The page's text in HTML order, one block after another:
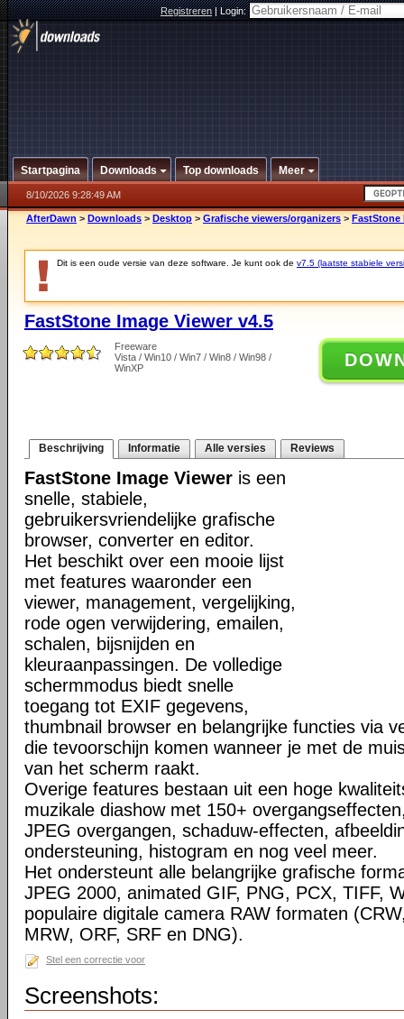
Registreren|Login:
Startpagina Downloads Top downloads Meer
8/10/2026 9:28:49 AM
AfterDawn > Downloads > Desktop > Grafische viewers/organizers > FastStone
Dit is een oude versie van deze software. Je kunt ook de v7.5 (laatste stabiele
FastStone Image Viewer v4.5
Freeware
Vista / Win10 / Win7 / Win8 / Win98 /
WinXP
Beschrijving Informatie Alle versies Reviews
FastStone Image Viewer is een
snelle, stabiele,
gebruikersvriendelijke grafische
browser, converter en editor.
Het beschikt over een mooie lijst
met features waaronder een
viewer, management, vergelijking,
rode ogen verwijdering, emailen,
schalen, bijsnijden en
kleuraanpassingen. De volledige
schermmodus biedt snelle
toegang tot EXIF gegevens,
thumbnail browser en belangrijke functies via
die tevoorschijn komen wanneer je met de
van het scherm raakt.
Overige features bestaan uit een hoge
muzikale diashow met 150+
JPEG overgangen, schaduw-effecten,
ondersteuning, histogram en nog veel meer.
Het ondersteunt alle belangrijke grafische
JPEG 2000, animated GIF, PNG, PCX, TIFF,
populaire digitale camera RAW formaten
MRW, ORF, SRF en DNG).
Stel een correctie voor
Screenshots: